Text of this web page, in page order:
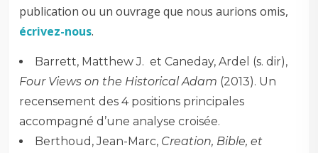
publication ou un ouvrage que nous aurions omis,
écrivez-nous.
Barrett, Matthew J. et Caneday, Ardel (s. dir),
Four Views on the Historical Adam (2013). Un
recensement des 4 positions principales
accompagné d’une analyse croisée.
Berthoud, Jean-Marc, Creation, Bible, et